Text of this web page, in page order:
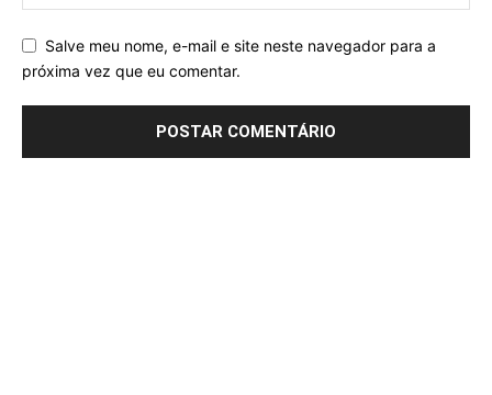
Salve meu nome, e-mail e site neste navegador para a
próxima vez que eu comentar.